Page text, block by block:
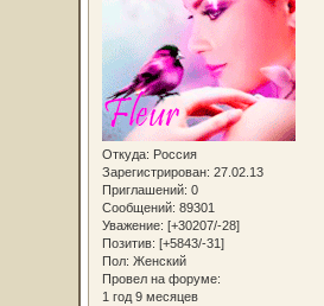
Откуда: Россия
Зарегистрирован: 27.02.13
Приглашений: 0
Сообщений: 89301
Уважение: [+30207/-28]
Позитив: [+5843/-31]
Пол: Женский
Провел на форуме:
1 год 9 месяцев